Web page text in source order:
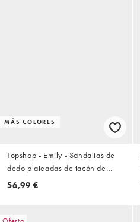
MÁS COLORES
Topshop - Emily - Sandalias de
dedo plateadas de tacón de
aguja medio con diseño tiras
56,99 €